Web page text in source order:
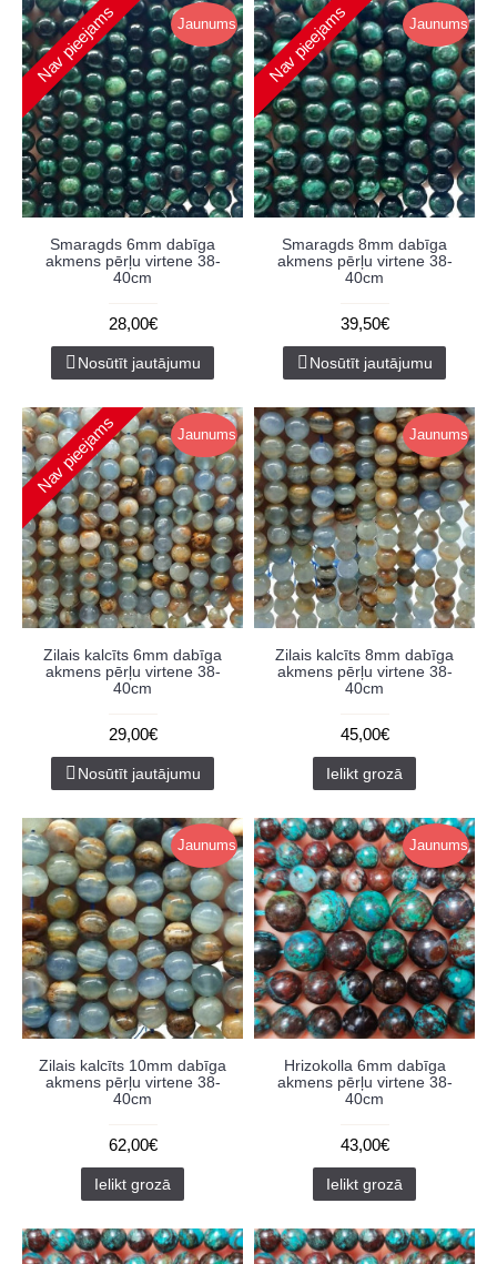
Jaunums
Nav pieejams
Smaragds 6mm dabīga
akmens pērļu virtene 38-
40cm
28,00€
Nosūtīt jautājumu
Jaunums
Nav pieejams
Smaragds 8mm dabīga
akmens pērļu virtene 38-
40cm
39,50€
Nosūtīt jautājumu
Jaunums
Nav pieejams
Zilais kalcīts 6mm dabīga
akmens pērļu virtene 38-
40cm
29,00€
Nosūtīt jautājumu
Jaunums
Zilais kalcīts 8mm dabīga
akmens pērļu virtene 38-
40cm
45,00€
Ielikt grozā
Jaunums
Zilais kalcīts 10mm dabīga
akmens pērļu virtene 38-
40cm
62,00€
Ielikt grozā
Jaunums
Hrizokolla 6mm dabīga
akmens pērļu virtene 38-
40cm
43,00€
Ielikt grozā